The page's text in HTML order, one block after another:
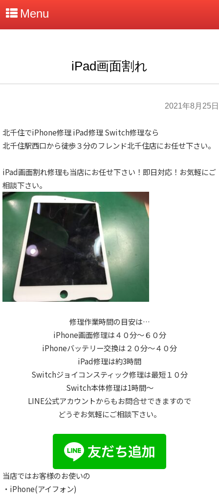
Menu
iPad画面割れ
2021年8月25日
北千住でiPhone修理 iPad修理 Switch修理なら
北千住駅西口から徒歩３分のフレンド北千住店にお任せ下さい。
iPad画面割れ修理も当店にお任せ下さい！即日対応！お気軽にご
相談下さい。
修理作業時間の目安は…
iPhone画面修理は４０分～６０分
iPhoneバッテリー交換は２０分～４０分
iPad修理は約3時間
Switchジョイコンスティック修理は最短１０分
Switch本体修理は1時間～
LINE公式アカウントからもお問合せできますので
どうぞお気軽にご相談下さい。
当店ではお客様のお使いの
・iPhone(アイフォン)